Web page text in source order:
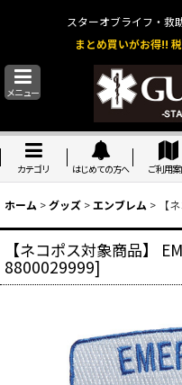
スターオブライフ・救
まとめ買いがお得!!
メニュー
カテゴリ はじめての方へ ご利用
ホーム >グッズ >エンブレム > 【
【ネコポス対象商品】
8800029999]